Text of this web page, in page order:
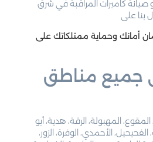
صيانة كاميرات المراقبة في شرق
بنا على
أمانك وحماية ممتلكاتك على
جميع مناطق
المهبولة، الرقة، هدية، أبو
الأحمدي، الوفرة، الزور،